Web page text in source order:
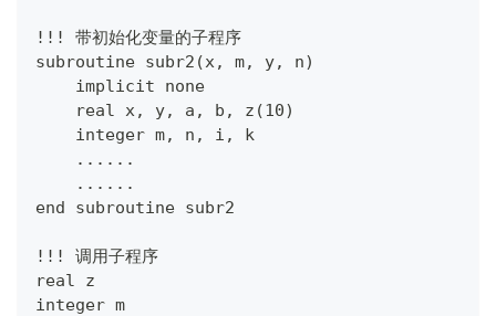
!!! 带初始化变量的子程序
subroutine subr2(x, m, y, n)
    implicit none
    real x, y, a, b, z(10)
    integer m, n, i, k
    ......
    ......
end subroutine subr2
!!! 调用子程序
real z
integer m